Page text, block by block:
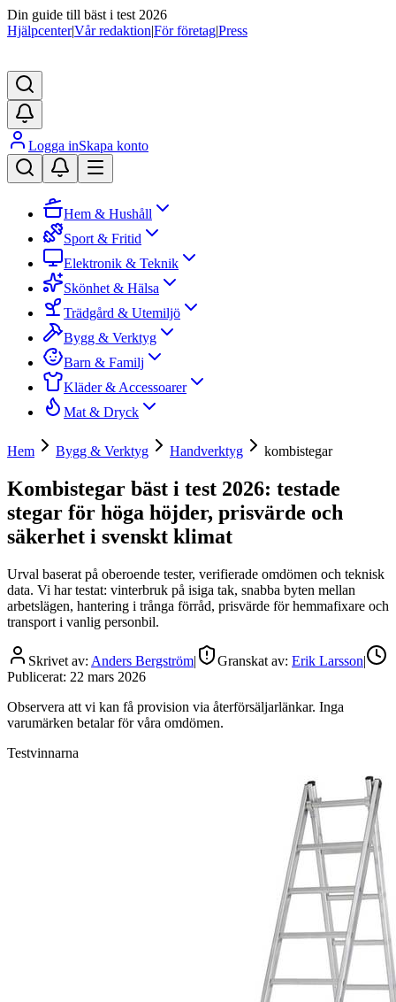
Din guide till bäst i test 2026
Hjälpcenter|Vår redaktion|För företag|Press
Logga inSkapa konto
Hem & Hushåll
Sport & Fritid
Elektronik & Teknik
Skönhet & Hälsa
Trädgård & Utemiljö
Bygg & Verktyg
Barn & Familj
Kläder & Accessoarer
Mat & Dryck
Hem Bygg & Verktyg Handverktyg kombistegar
Kombistegar bäst i test 2026: testade
stegar för höga höjder, prisvärde och
säkerhet i svenskt klimat
Urval baserat på oberoende tester, verifierade omdömen och teknisk
data. Vi har testat: vinterbruk på isiga tak, snabba byten mellan
arbetslägen, hantering i trånga förråd, prisvärde för hemmafixare och
transport i vanlig personbil.
Skrivet av: Anders Bergström| Granskat av: Erik Larsson|
Publicerat: 22 mars 2026
Observera att vi kan få provision via återförsäljarlänkar. Inga
varumärken betalar för våra omdömen.
Testvinnarna